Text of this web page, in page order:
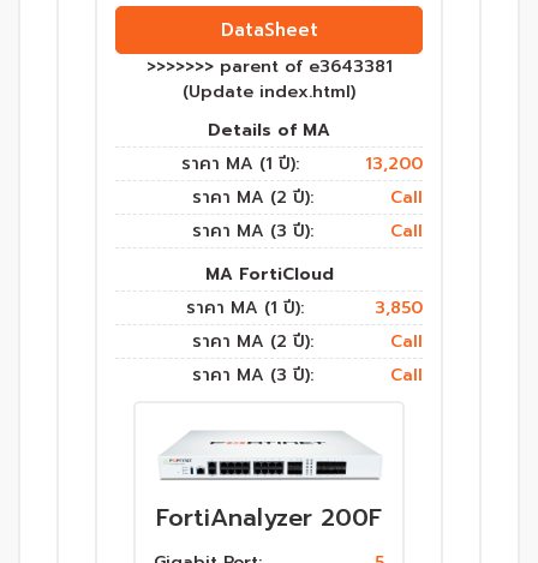
DataSheet
>>>>>>> parent of e3643381
(Update index.html)
Details of MA
ราคา MA (1 ปี):
13,200
ราคา MA (2 ปี):
Call
ราคา MA (3 ปี):
Call
MA FortiCloud
ราคา MA (1 ปี):
3,850
ราคา MA (2 ปี):
Call
ราคา MA (3 ปี):
Call
FortiAnalyzer 200F